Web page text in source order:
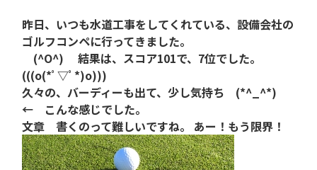
昨日、いつも水道工事をしてくれている、設備会社の
ゴルフコンペに行ってきました。
(^O^)
結果は、スコア101で、7位でした。
(((o(*ﾟ▽ﾟ*)o)))
久々の、バーディーも出て、少し気持ち (*^_^*)
← こんな感じでした。
文章 書くのって難しいですね。
あー！もう限界！